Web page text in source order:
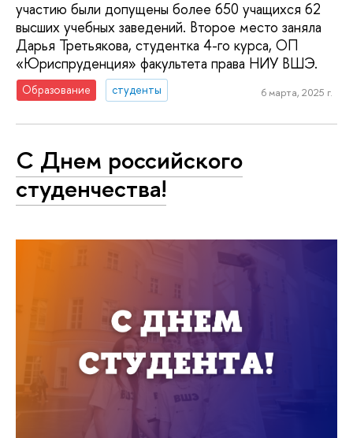
участию были допущены более 650 учащихся 62
высших учебных заведений. Второе место заняла
Дарья Третьякова, студентка 4-го курса, ОП
«Юриспруденция» факультета права НИУ ВШЭ.
Образование студенты 6 марта, 2025 г.
С Днем российского
студенчества!